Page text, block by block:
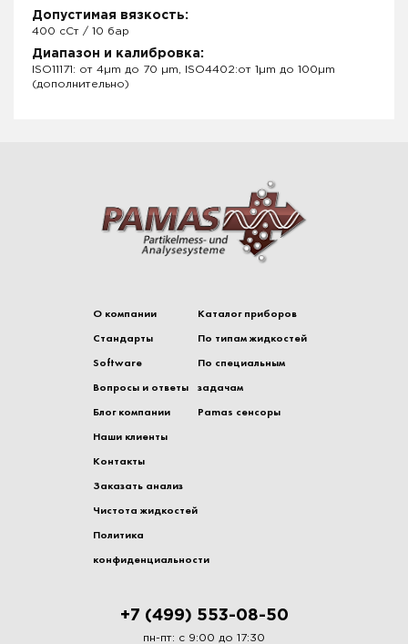
Допустимая вязкость:
400 сСт / 10 бар
Диапазон и калибровка:
ISO11171: от 4µm до 70 µm, ISO4402:от 1µm до 100µm
(дополнительно)
О компании
Стандарты
Software
Вопросы и ответы
Блог компании
Наши клиенты
Контакты
Заказать анализ
Чистота жидкостей
Политика
конфиденциальности
Каталог приборов
По типам жидкостей
По специальным
задачам
Pamas сенсоры
+7 (499) 553-08-50
пн-пт: с 9:00 до 17:30